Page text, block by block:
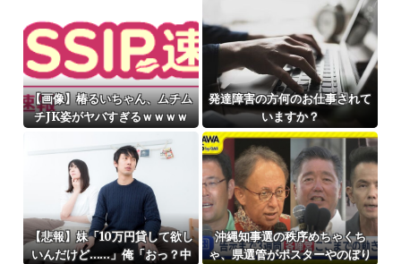
【画像】椿るいちゃん、ムチム
チJK姿がヤバすぎるｗｗｗｗ
発達障害の方何のお仕事されて
いますか？
【悲報】妹「10万円貸して欲し
いんだけど……」俺「おっ？中
沖縄知事選の秩序めちゃくち
ゃ、県選管がポスターやのぼり